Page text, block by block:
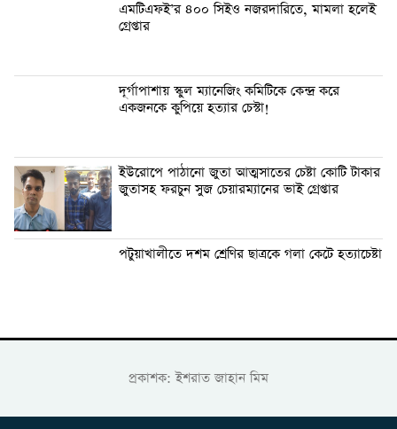
এমটিএফই’র ৪০০ সিইও নজরদারিতে, মামলা হলেই
গ্রেপ্তার
দূর্গাপাশায় স্কুল ম্যানেজিং কমিটিকে কেন্দ্র করে
একজনকে কুপিয়ে হত্যার চেস্টা!
ইউরোপে পাঠানো জুতা আত্মসাতের চেষ্টা কোটি টাকার
জুতাসহ ফরচুন সুজ চেয়ারম্যানের ভাই গ্রেপ্তার
পটুয়াখালীতে দশম শ্রেণির ছাত্রকে গলা কেটে হত্যাচেষ্টা
প্রকাশক: ইশরাত জাহান মিম